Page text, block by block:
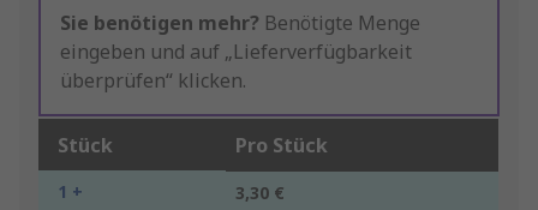
Sie benötigen mehr? Benötigte Menge
eingeben und auf „Lieferverfügbarkeit
überprüfen“ klicken.
Stück Pro Stück
1 + 3,30 €